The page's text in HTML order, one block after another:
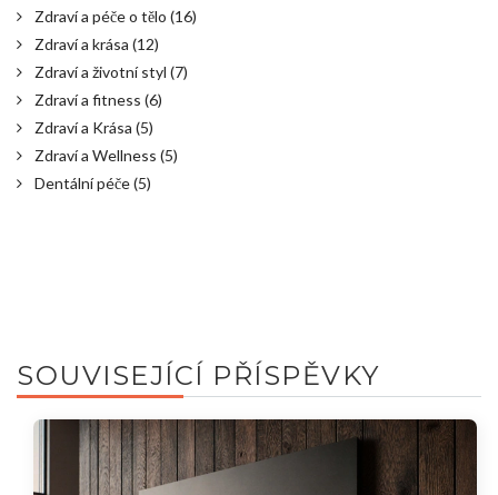
Zdraví a péče o tělo (16)
Zdraví a krása (12)
Zdraví a životní styl (7)
Zdraví a fitness (6)
Zdraví a Krása (5)
Zdraví a Wellness (5)
Dentální péče(5)
SOUVISEJÍCÍ PŘÍSPĚVKY